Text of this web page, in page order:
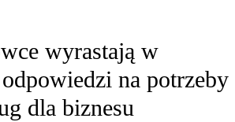
wyrastają w
na potrzeby
dla biznesu